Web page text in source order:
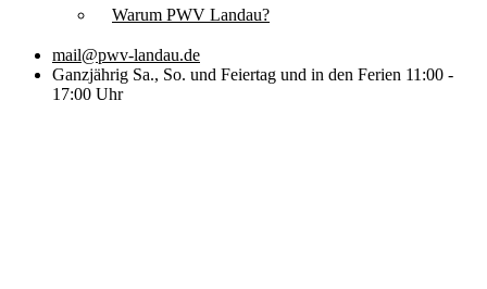
Warum PWV Landau?
mail@pwv-landau.de
Ganzjährig Sa., So. und Feiertag und in den Ferien 11:00 -
17:00 Uhr